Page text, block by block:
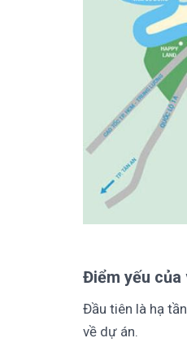
Điểm yếu
Đầu tiên là hạ
về dự án.